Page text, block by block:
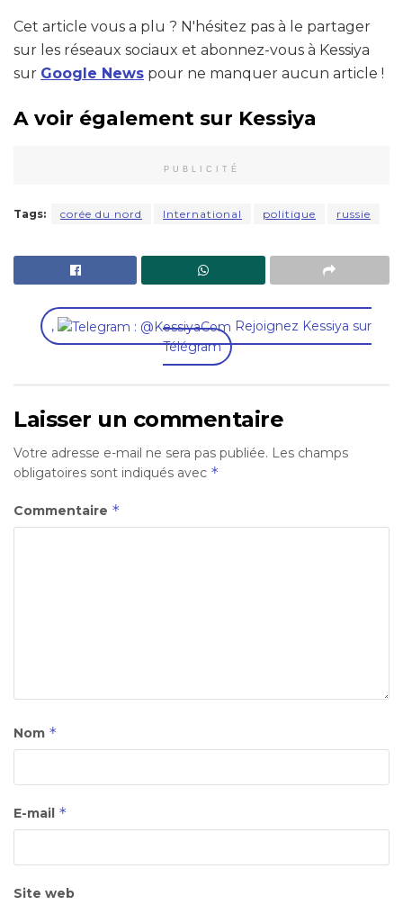
Cet article vous a plu ? N'hésitez pas à le partager
sur les réseaux sociaux et abonnez-vous à Kessiya
sur Google News pour ne manquer aucun article !
A voir également sur Kessiya
PUBLICITÉ
Tags: corée du nord International politique russie
,
Rejoignez Kessiya sur
Télégram
Laisser un commentaire
Votre adresse e-mail ne sera pas publiée. Les champs
obligatoires sont indiqués avec *
Commentaire *
Nom *
E-mail *
Site web